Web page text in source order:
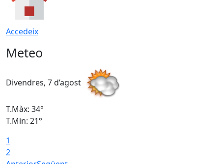
Accedeix
Meteo
Divendres, 7 d’agost
T.Màx: 34°
T.Min: 21°
1
2